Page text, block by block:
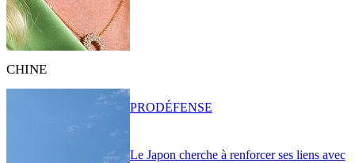
CHINE
Le Japon cherche à renforcer ses liens avec
PRODÉFENSE